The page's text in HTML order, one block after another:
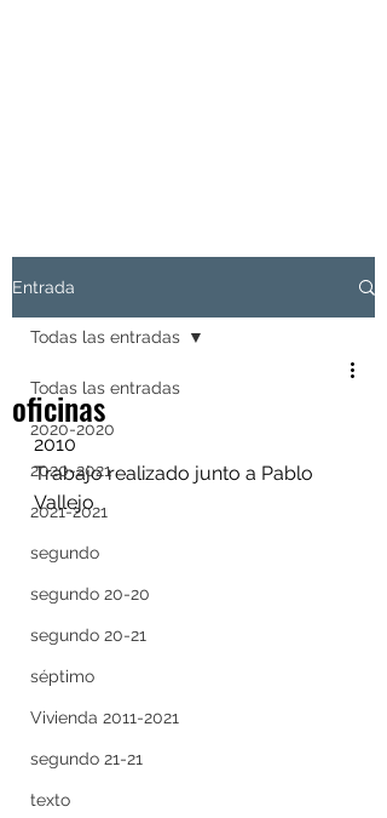
Entrada
Todas las entradas
2020-2020
2020-2021
2021-2021
segundo
segundo 20-20
segundo 20-21
séptimo
Vivienda 2011-2021
segundo 21-21
texto
Todas las entradas
oficinas
2010
Trabajo realizado junto a Pablo
Vallejo